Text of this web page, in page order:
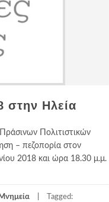
στην Ηλεία
Πολιτιστικών
– πεζοπορία στον
2018 και ώρα 18.30 μ.μ.
Μνημεία Tagged: